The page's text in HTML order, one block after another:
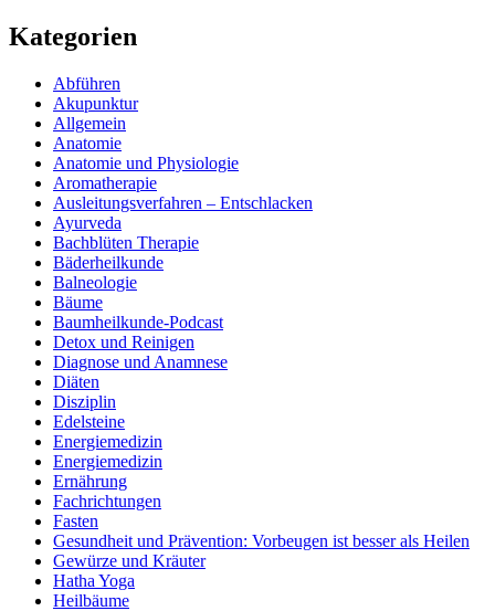
Kategorien
Abführen
Akupunktur
Allgemein
Anatomie
Anatomie und Physiologie
Aromatherapie
Ausleitungsverfahren – Entschlacken
Ayurveda
Bachblüten Therapie
Bäderheilkunde
Balneologie
Bäume
Baumheilkunde-Podcast
Detox und Reinigen
Diagnose und Anamnese
Diäten
Disziplin
Edelsteine
Energiemedizin
Energiemedizin
Ernährung
Fachrichtungen
Fasten
Gesundheit und Prävention: Vorbeugen ist besser als Heilen
Gewürze und Kräuter
Hatha Yoga
Heilbäume